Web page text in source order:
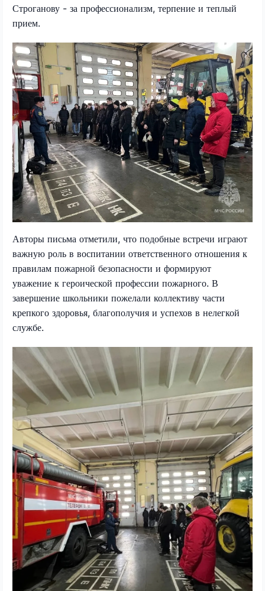
Строганову - за профессионализм, терпение и теплый
прием.
Авторы письма отметили, что подобные встречи играют
важную роль в воспитании ответственного отношения к
правилам пожарной безопасности и формируют
уважение к героической профессии пожарного. В
завершение школьники пожелали коллективу части
крепкого здоровья, благополучия и успехов в нелегкой
службе.